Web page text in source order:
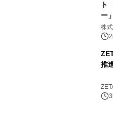
ト
ー
株
推